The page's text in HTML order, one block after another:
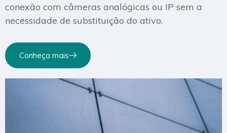
conexão com câmeras analógicas ou IP sem a
necessidade de substituição do ativo.
Conheça mais